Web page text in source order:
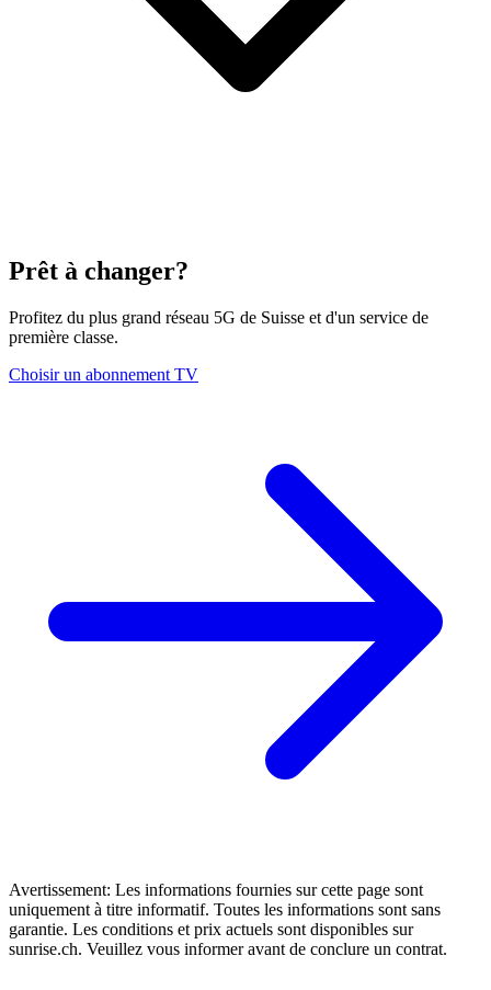
Prêt à changer?
Profitez du plus grand réseau 5G de Suisse et d'un service de
première classe.
Choisir un abonnement TV
Avertissement: Les informations fournies sur cette page sont
uniquement à titre informatif. Toutes les informations sont sans
garantie. Les conditions et prix actuels sont disponibles sur
sunrise.ch. Veuillez vous informer avant de conclure un contrat.